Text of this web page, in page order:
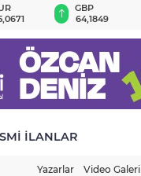
GBP
64,1849
İLANLAR
Yazarlar Video Galeri